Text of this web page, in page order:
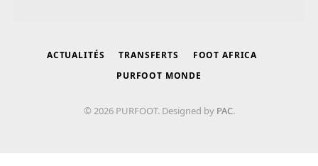
ACTUALITÉS TRANSFERTS
FOOT AFRICA
PURFOOT MONDE
© 2026 PURFOOT. Designed by PAC.